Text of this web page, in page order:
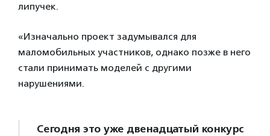
липучек.
«Изначально проект задумывался для
маломобильных участников, однако позже в него
стали принимать моделей с другими
нарушениями.
Сегодня это уже двенадцатый конкурс